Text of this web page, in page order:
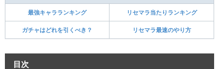
最強キャラランキング リセマラ当たりランキング
ガチャはどれを引くべき？ リセマラ最速のやり方
目次